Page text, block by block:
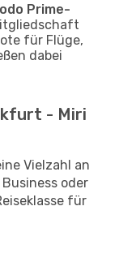
Prime-
für Flüge,
dabei
- Miri
Vielzahl an
oder
für